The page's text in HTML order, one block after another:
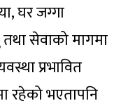
घर जग्गा
सेवाको मागमा
प्रभावित
रहेको भएतापनि